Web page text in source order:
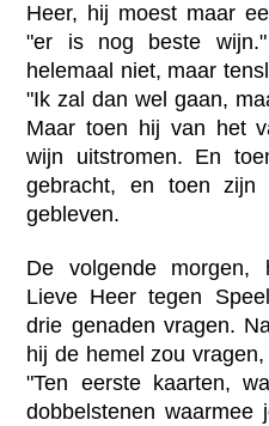
Heer, hij moest maar
"er is nog beste
helemaal niet, maar
"Ik zal dan wel gaan,
Maar toen hij van het
wijn uitstromen. En
gebracht, en toen
gebleven.
De volgende morgen,
Lieve Heer tegen
drie genaden vragen.
hij de hemel zou
"Ten eerste kaarten,
dobbelstenen